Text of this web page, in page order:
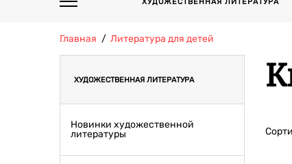
Главная Литература для детей
ХУДОЖЕСТВЕННАЯ ЛИТЕРАТУРА
Новинки художественной
литературы